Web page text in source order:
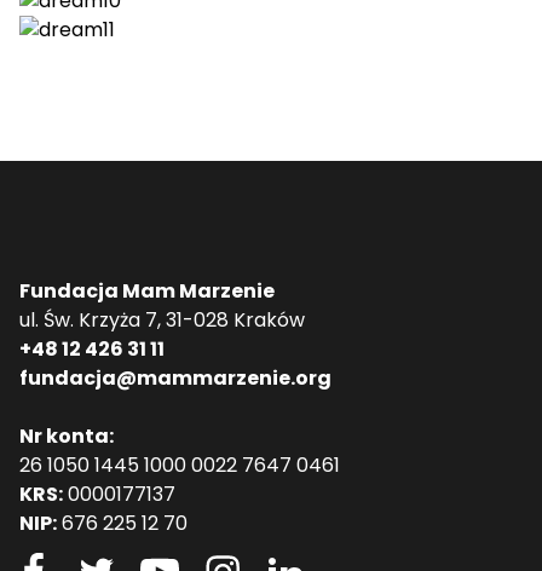
Fundacja Mam Marzenie
ul. Św. Krzyża 7, 31-028 Kraków
+48 12 426 31 11
fundacja@mammarzenie.org
Nr konta:
26 1050 1445 1000 0022 7647 0461
KRS:0000177137
NIP:676 225 12 70